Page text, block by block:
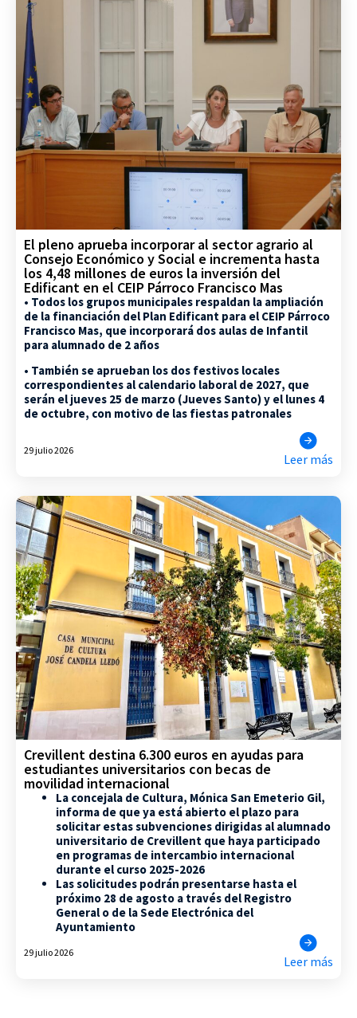
El pleno aprueba incorporar al sector agrario al
Consejo Económico y Social e incrementa hasta
los 4,48 millones de euros la inversión del
Edificant en el CEIP Párroco Francisco Mas
• Todos los grupos municipales respaldan la ampliación
de la financiación del Plan Edificant para el CEIP Párroco
Francisco Mas, que incorporará dos aulas de Infantil
para alumnado de 2 años
• También se aprueban los dos festivos locales
correspondientes al calendario laboral de 2027, que
serán el jueves 25 de marzo (Jueves Santo) y el lunes 4
de octubre, con motivo de las fiestas patronales
29 julio 2026
Leer más
Crevillent destina 6.300 euros en ayudas para
estudiantes universitarios con becas de
movilidad internacional
La concejala de Cultura, Mónica San Emeterio Gil,
informa de que ya está abierto el plazo para
solicitar estas subvenciones dirigidas al alumnado
universitario de Crevillent que haya participado
en programas de intercambio internacional
durante el curso 2025-2026
Las solicitudes podrán presentarse hasta el
próximo 28 de agosto a través del Registro
General o de la Sede Electrónica del
Ayuntamiento
29 julio 2026
Leer más